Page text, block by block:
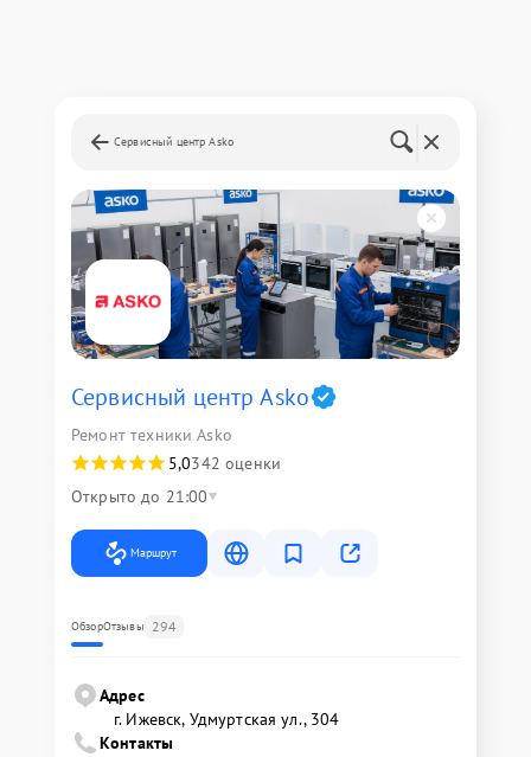
Сервисный центр Asko
Сервисный центр Asko
Ремонт техники Asko
5,0342 оценки
Открыто до 21:00
Маршрут
ОбзорОтзывы 294
Адрес
г. Ижевск, Удмуртская ул., 304
Контакты